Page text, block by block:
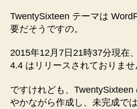
TwentySixteen テーマは
要だそうですの。
2015年12月7日21時37分現在
4.4 はリリースされておりませ
ですけれども、TwentySixteen
やかながら作成し、未完成で